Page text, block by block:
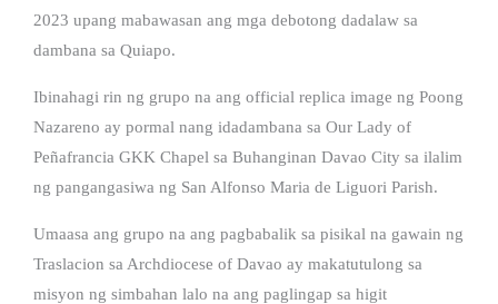
2023 upang mabawasan ang mga debotong dadalaw sa
dambana sa Quiapo.
Ibinahagi rin ng grupo na ang official replica image ng Poong
Nazareno ay pormal nang idadambana sa Our Lady of
Peñafrancia GKK Chapel sa Buhanginan Davao City sa ilalim
ng pangangasiwa ng San Alfonso Maria de Liguori Parish.
Umaasa ang grupo na ang pagbabalik sa pisikal na gawain ng
Traslacion sa Archdiocese of Davao ay makatutulong sa
misyon ng simbahan lalo na ang paglingap sa higit